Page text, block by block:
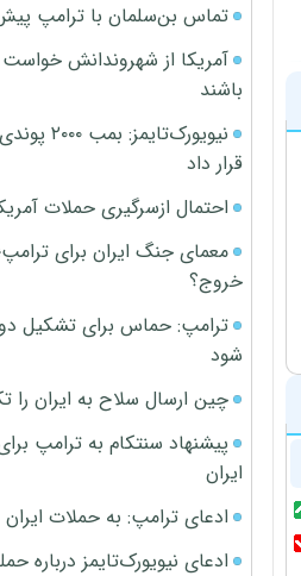
تماس بن‌سلمان با ترامپ پیش
آمریکا از شهروندانش خواست
باشند
قرار داد
احتمال ازسرگیری حملات
معمای جنگ ایران برای
خروج؟
ترامپ: حماس برای تشکیل
شود
چین ارسال سلاح به ایران را
پیشنهاد سنتکام به ترامپ
ایران
ادعای ترامپ: به حملات
ادعای نیویورک‌تایمز درباره